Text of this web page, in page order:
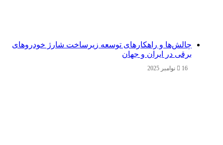
چالش‌ها و راهکارهای توسعه زیرساخت شارژ خودروهای
برقی در ایران و جهان
16 نوامبر 2025